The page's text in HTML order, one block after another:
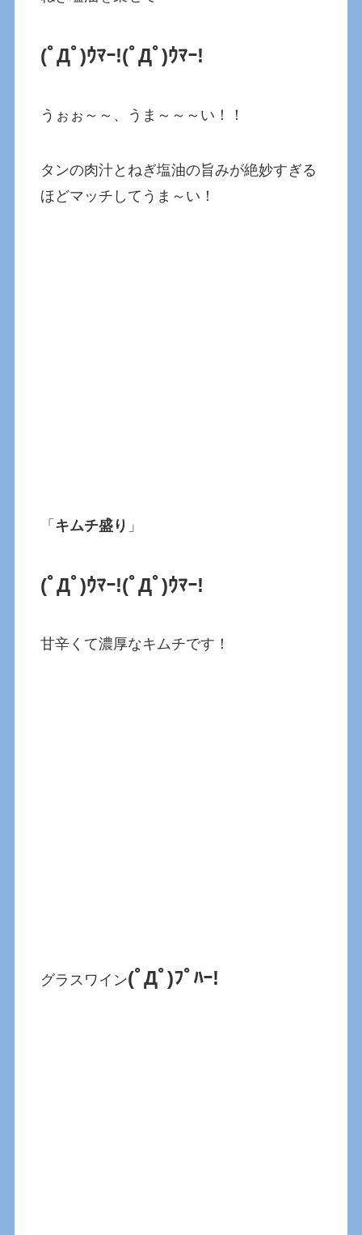
(ﾟДﾟ)ｳﾏｰ!(ﾟДﾟ)ｳﾏｰ!
うぉぉ～～、うま～～～い！！
タンの肉汁とねぎ塩油の旨みが絶妙すぎる
ほどマッチしてうま～い！
「 キムチ盛り 」
(ﾟДﾟ)ｳﾏｰ!(ﾟДﾟ)ｳﾏｰ!
甘辛くて濃厚なキムチです！
グラスワイン(ﾟДﾟ)ﾌﾟﾊｰ!